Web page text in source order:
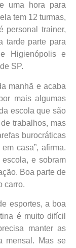
uma hora para
tem 12 turmas,
personal trainer,
tarde parte para
Higienópolis e
SP.
manhã e acaba
mais algumas
escola que são
trabalhos, mas
burocráticas
casa”, afirma.
e sobram
Boa parte de
carro.
esportes, a boa
é muito difícil
manter as
mensal. Mas se